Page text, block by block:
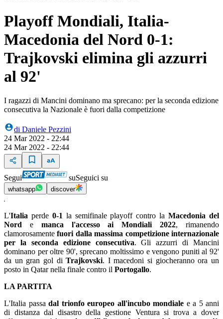
Playoff Mondiali, Italia-
Macedonia del Nord 0-1:
Trajkovski elimina gli azzurri
al 92'
I ragazzi di Mancini dominano ma sprecano: per la seconda edizione
consecutiva la Nazionale è fuori dalla competizione
di Daniele Pezzini
24 Mar 2022 - 22:44
24 Mar 2022 - 22:44
Segui suSeguici su
whatsapp discover
L'Italia perde 0-1 la semifinale playoff contro laMacedonia del
Nord e manca l'accesso ai Mondiali 2022, rimanendo
clamorosamentefuori dalla massima competizione internazionale
per la seconda edizione consecutiva. Gli azzurri di Mancini
dominano per oltre 90', sprecano moltissimo e vengono puniti al 92'
da un gran gol diTrajkovski. I macedoni si giocheranno ora un
posto in Qatar nella finale contro il Portogallo.
LA PARTITA
L'Italia passa dal trionfo europeo all'incubo mondiale e a 5 anni
di distanza dal disastro della gestione Ventura si trova a dover